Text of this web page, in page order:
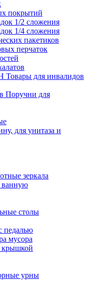
покрытий
1/2 сложения
1/4 сложения
пакетиков
перчаток
Товары для инвалидов
Поручни для
для унитаза и
зеркала
ванную
столы
педалью
мусора
крышкой
урны